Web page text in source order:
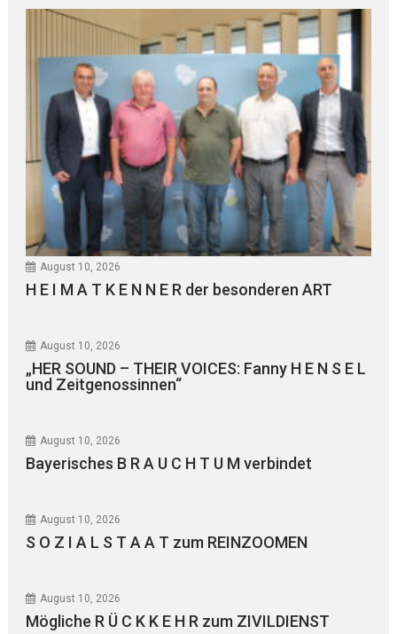
August 10, 2026
H E I M A T K E N N E R der besonderen ART
August 10, 2026
„HER SOUND – THEIR VOICES: Fanny H E N S E L
und Zeitgenossinnen“
August 10, 2026
Bayerisches B R A U C H T U M verbindet
August 10, 2026
S O Z I A L S T A A T zum REINZOOMEN
August 10, 2026
Mögliche R Ü C K K E H R zum ZIVILDIENST